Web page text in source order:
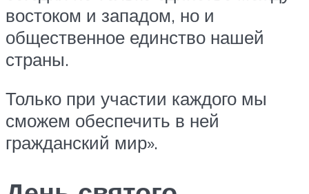
востоком и западом, но и
общественное единство нашей
страны.
Только при участии каждого мы
сможем обеспечить в ней
гражданский мир».